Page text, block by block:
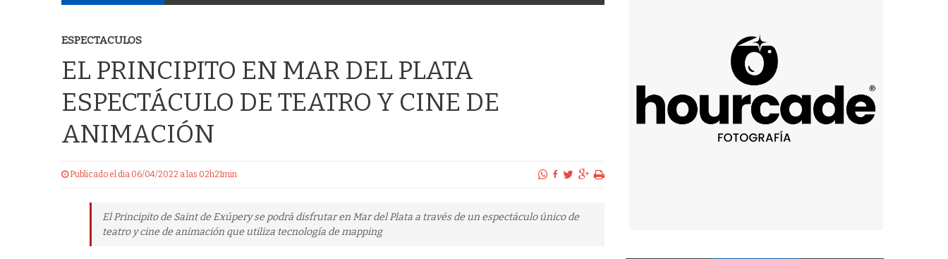
ESPECTACULOS
EL PRINCIPITO EN MAR DEL PLATA
ESPECTÁCULO DE TEATRO Y CINE DE
ANIMACIÓN
Publicado el dia 06/04/2022 a las 02h21min
El Principito de Saint de Exúpery se podrá disfrutar en Mar del Plata a través de un espectáculo único de
teatro y cine de animación que utiliza tecnología de mapping